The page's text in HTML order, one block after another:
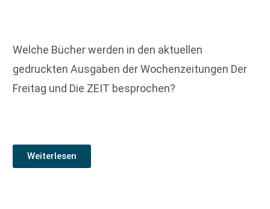
Welche Bücher werden in den aktuellen
gedruckten Ausgaben der Wochenzeitungen Der
Freitag und Die ZEIT besprochen?
Weiterlesen